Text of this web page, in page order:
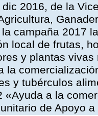
2016, de la
campaña 2017
local de frutas,
y plantas
la
y tubérculos
«Ayuda a la
de Apoyo